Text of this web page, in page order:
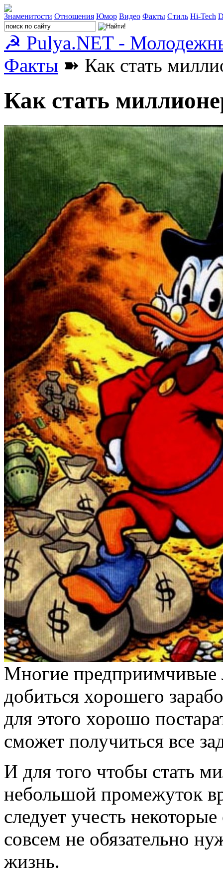
Знаменитости Отношения Юмор Видео Факты Стиль Hi-Tech
☭ Pulya.NET -
Факты ➽ Как стать
Как стать
Многие предприимчивые
добиться хорошего
для этого хорошо
сможет получиться все
И для того чтобы стать
небольшой промежуток
следует учесть
совсем не обязательно
жизнь.